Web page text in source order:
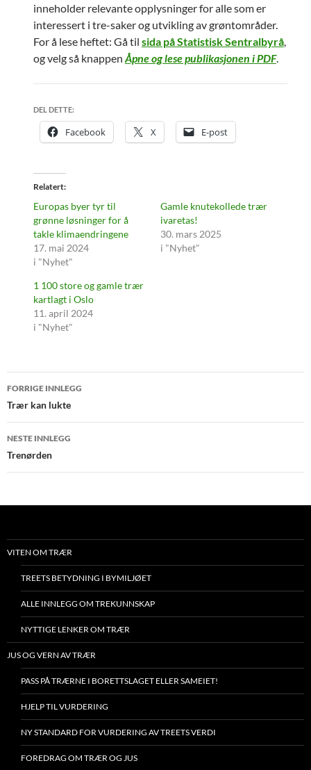
inneholder relevante opplysninger for alle som er
interessert i tre-saker og utvikling av grøntområder.
For å lese heftet: Gå til sida på Statistisk Sentralbyrå,
og velg så knappen Åpne og lese publikasjonen i PDF.
DEL DETTE:
Facebook X E-post
Relatert
Europas byer tyr til
grønne løsninger for å
takle klimaendringene
17. mai 2024
i "Nyhet"
Gamle knutekollede trær
ivaretas!
30. mars 2025
i "Nyhet"
1 100 store og gamle trær
kartlagt i Oslo
11. april 2024
i "Nyhet"
Innleggsnavigasjon
FORRIGE INNLEGG
Trær kan lukte
NESTE INNLEGG
Trenørden
VITEN OM TRÆR
TREETS BETYDNING I BYMILJØET
ALLE INNLEGG OM TREKUNNSKAP
NYTTIGE LENKER OM TRÆR
JUS OG VERN AV TRÆR
PASS PÅ TRÆRNE I BORETTSLAGET ELLER SAMEIET!
HJELP TIL VURDERING
NY STANDARD FOR VURDERING AV TREETS VERDI
FOREDRAG OM TRÆR OG JUS